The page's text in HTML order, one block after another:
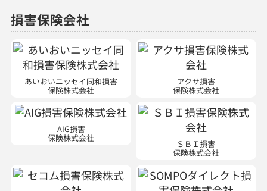
損害保険会社
あいおいニッセイ同和損害
保険株式会社
アクサ損害
保険株式会社
AIG損害
保険株式会社
ＳＢＩ損害
保険株式会社